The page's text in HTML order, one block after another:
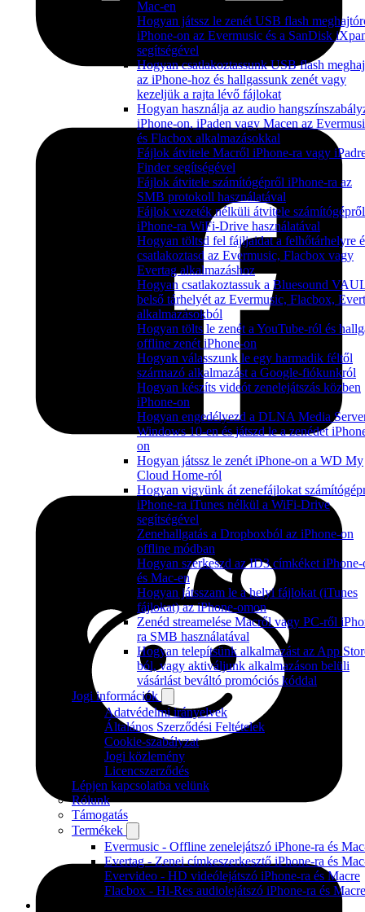
Mac-en
Hogyan játssz le zenét USB flash
iPhone-on az Evermusic és a SanDisk
segítségével
Hogyan csatlakoztassunk USB flash
az iPhone-hoz és hallgassunk zenét vagy
kezeljük a rajta lévő fájlokat
Hogyan használja az audio
iPhone-on, iPaden vagy Macen az
és Flacbox alkalmazásokkal
Fájlok átvitele Macről iPhone-ra vagy
Finder segítségével
Fájlok átvitele számítógépről iPhone-ra az
SMB protokoll használatával
Fájlok vezeték nélküli átvitele számítógépről
iPhone-ra WiFi-Drive használatával
Hogyan töltsd fel fájljaidat a felhőtárhelyre
csatlakoztasd az Evermusic, Flacbox vagy
Evertag alkalmazáshoz
Hogyan csatlakoztassuk a Bluesound
belső tárhelyét az Evermusic, Flacbox,
alkalmazásokból
Hogyan tölts le zenét a YouTube-ról és
offline zenét iPhone-on
Hogyan válasszunk le egy harmadik féltől
származó alkalmazást a Google-fiókunkról
Hogyan készíts videót zenelejátszás közben
iPhone-on
Hogyan engedélyezd a DLNA Media
Windows 10-en és játszd le a zenédet
on
Hogyan játssz le zenét iPhone-on a WD My
Cloud Home-ról
Hogyan vigyünk át zenefájlokat
iPhone-ra iTunes nélkül a WiFi-Drive
segítségével
Zenehallgatás a Dropboxból az iPhone-on
offline módban
Hogyan szerkeszd az ID3 címkéket iPhone-
és Mac-en
Hogyan játsszam le a helyi fájlokat (iTunes
fájlokat) az iPhone-omon
Zenéd streamelése Macről vagy PC-ről
ra SMB használatával
Hogyan telepítsünk alkalmazást az App
ból, vagy aktiváljunk alkalmazáson belüli
vásárlást beváltó promóciós kóddal
Jogi információk
Adatvédelmi irányelvek
Általános Szerződési Feltételek
Cookie-szabályzat
Jogi közlemény
Licencszerződés
Lépjen kapcsolatba velünk
Rólunk
Támogatás
Termékek
Evermusic - Offline zenelejátszó iPhone-ra és
Evertag - Zenei címkeszerkesztő iPhone-ra és
Evervideo - HD videólejátszó iPhone-ra és Macre
Flacbox - Hi-Res audiolejátszó iPhone-ra és Macre